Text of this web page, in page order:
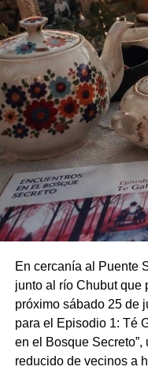
En cercanía al
Puente
junto al río Chubut que
próximo sábado 25 de
para el Episodio 1: Té
en el Bosque
reducido de vecinos a